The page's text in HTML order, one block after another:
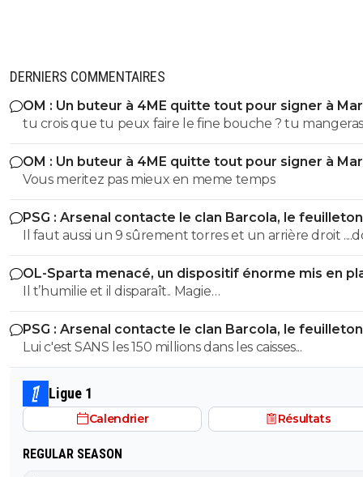
DERNIERS COMMENTAIRES
OM : Un buteur à 4ME quitte tout pour signer à
tu crois que tu peux faire le fine bouche ? tu mangeras la
malbouffe qu'on te donnera. Point.
OM : Un buteur à 4ME quitte tout pour signer à
Vous meritez pas mieux en meme temps
PSG : Arsenal contacte le clan Barcola, le feuilleton
relancé
Il faut aussi un 9 sûrement torres et un arrière droit
tomas ajauro ou ordonez
OL-Sparta menacé, un dispositif énorme mis en
Il t’humilie et il disparaît.. Magie…
PSG : Arsenal contacte le clan Barcola, le feuilleton
relancé
Lui c'est SANS les 150 millions dans les caisses...
Ligue 1
Calendrier Résultats
REGULAR SEASON